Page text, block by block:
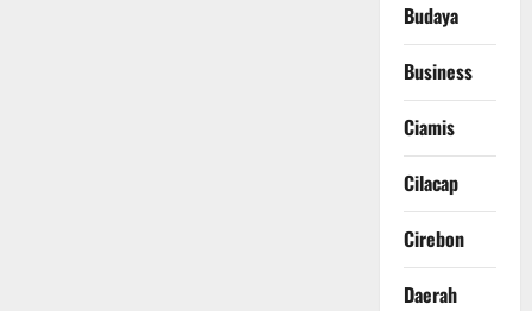
Budaya
Business
Ciamis
Cilacap
Cirebon
Daerah